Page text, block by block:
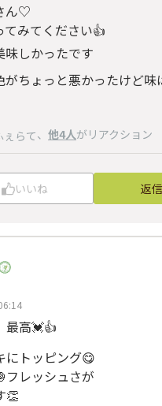
ん♡
てみてください👍
味しかったです
がちょっと悪かったけど味
ぇらて、 他4人がリアクション
いいね 返
最高💓👍
にトッピング😋
フレッシュさが
👏